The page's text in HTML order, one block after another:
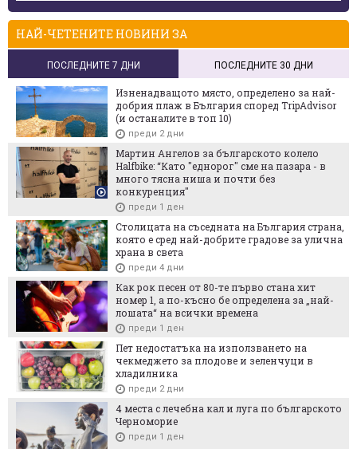
НАЙ-ЧЕТЕНИТЕ НОВИНИ ЗА
ПОСЛЕДНИТЕ 7 ДНИ ПОСЛЕДНИТЕ 30 ДНИ
Изненадващото място, определено за най-
добрия плаж в България според TripAdvisor
(и останалите в топ 10)
преди 2 дни
Мартин Ангелов за българското колело
Halfbike: “Като "еднорог" сме на пазара - в
много тясна ниша и почти без
конкуренция"
преди 1 ден
Столицата на съседната на България страна,
която е сред най-добрите градове за улична
храна в света
преди 4 дни
Как рок песен от 80-те първо стана хит
номер 1, а по-късно бе определена за „най-
лошата“ на всички времена
преди 1 ден
Пет недостатъка на използването на
чекмеджето за плодове и зеленчуци в
хладилника
преди 2 дни
4 места с лечебна кал и луга по българското
Черноморие
преди 1 ден